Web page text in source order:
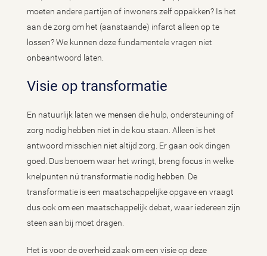
moeten andere partijen of inwoners zelf oppakken? Is het
aan de zorg om het (aanstaande) infarct alleen op te
lossen? We kunnen deze fundamentele vragen niet
onbeantwoord laten.
Visie op transformatie
En natuurlijk laten we mensen die hulp, ondersteuning of
zorg nodig hebben niet in de kou staan. Alleen is het
antwoord misschien niet altijd zorg. Er gaan ook dingen
goed. Dus benoem waar het wringt, breng focus in welke
knelpunten nú transformatie nodig hebben. De
transformatie is een maatschappelijke opgave en vraagt
dus ook om een maatschappelijk debat, waar iedereen zijn
steen aan bij moet dragen.
Het is voor de overheid zaak om een visie op deze